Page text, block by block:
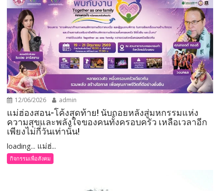
12/06/2026 admin
แม่ฮ่องสอน-โค้งสุดท้าย! นับถอยหลังสู่มหกรรมแห่ง
ความสุขและพลังใจของคนทั้งครอบครัว เหลือเวลาอีก
เพียงไม่กี่วันเท่านั้น!
loading... แม่ฮ่...
กิจกรรมเพื่อสังคม